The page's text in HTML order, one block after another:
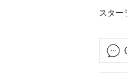
スター